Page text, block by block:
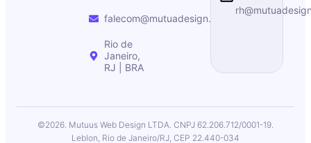
falecom@mutuadesign.com
Rio de
Janeiro,
RJ | BRA
©2026. Mutuus Web Design LTDA. CNPJ 62.206.712/0001-19.
Leblon, Rio de Janeiro/RJ, CEP 22.440-034